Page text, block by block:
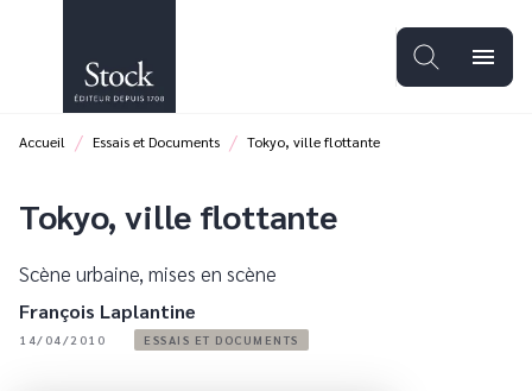
PIED DE PAGE
menu
Accueil / Essais et Documents / Tokyo, ville flottante
Tokyo, ville flottante
Scène urbaine, mises en scène
François Laplantine
14/04/2010 ESSAIS ET DOCUMENTS